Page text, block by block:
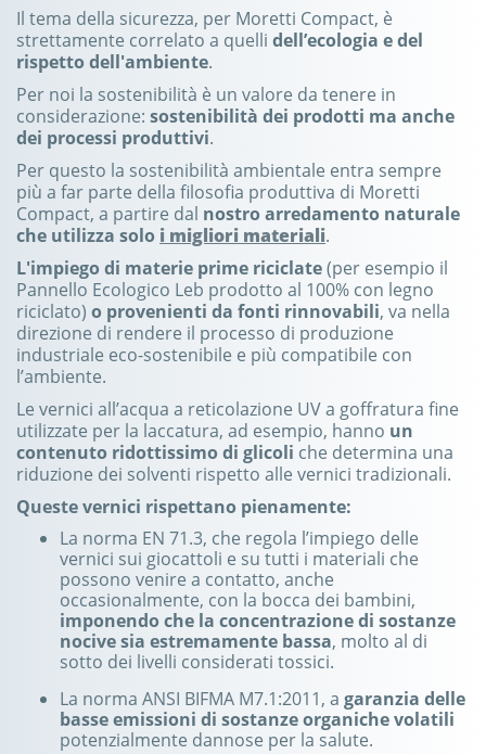
Il tema della sicurezza, per Moretti Compact, è
strettamente correlato a quelli dell’ecologia e del
rispetto dell'ambiente.
Per noi la sostenibilità è un valore da tenere in
considerazione: sostenibilità dei prodotti ma anche
dei processi produttivi.
Per questo la sostenibilità ambientale entra sempre
più a far parte della filosofia produttiva di Moretti
Compact, a partire dal nostro arredamento naturale
che utilizza solo i migliori materiali.
L'impiego di materie prime riciclate(per esempio il
Pannello Ecologico Leb prodotto al 100% con legno
riciclato) o provenienti da fonti rinnovabili, va nella
direzione di rendere il processo di produzione
industriale eco-sostenibile e più compatibile con
l’ambiente.
Le vernici all’acqua a reticolazione UV a goffratura fine
utilizzate per la laccatura, ad esempio, hanno un
contenuto ridottissimo di glicoli che determina una
riduzione dei solventi rispetto alle vernici tradizionali.
Queste vernici rispettano pienamente:
La norma EN 71.3, che regola l’impiego delle
vernici sui giocattoli e su tutti i materiali che
possono venire a contatto, anche
occasionalmente, con la bocca dei bambini,
imponendo che la concentrazione di sostanze
nocive sia estremamente bassa, molto al di
sotto dei livelli considerati tossici.
La norma ANSI BIFMA M7.1:2011, a garanzia delle
basse emissioni di sostanze organiche volatili
potenzialmente dannose per la salute.